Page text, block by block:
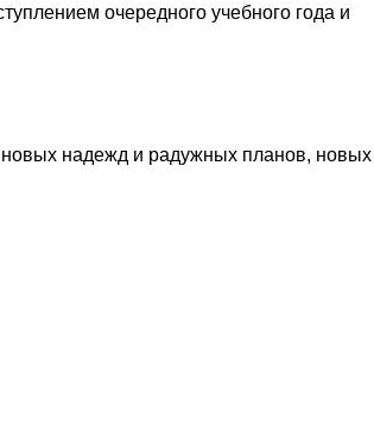
очередного учебного года и
новых надежд и радужных планов, новых